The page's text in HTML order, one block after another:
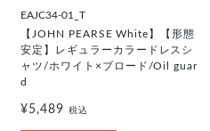
EAJC34-01_T
【JOHN PEARSE White】【形態
安定】レギュラーカラードレスシ
ャツ/ホワイト×ブロード/Oil guar
d
¥5,489 税込